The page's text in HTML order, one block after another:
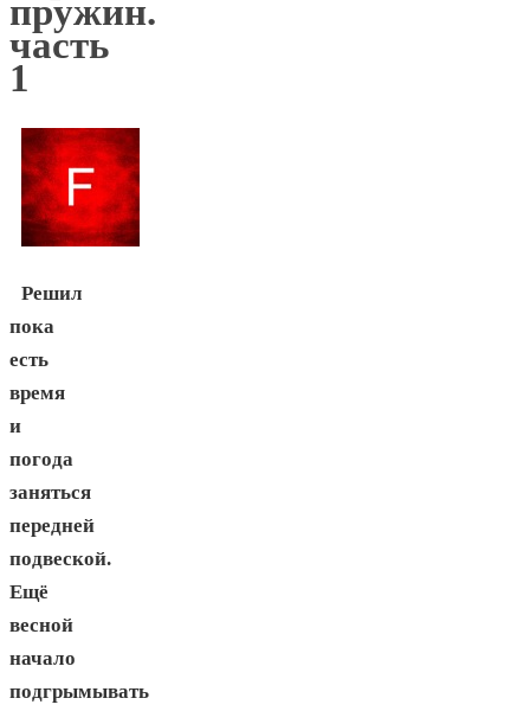
пружин.
часть
1
Решил
пока
есть
время
и
погода
заняться
передней
подвеской.
Ещё
весной
начало
подгрымывать